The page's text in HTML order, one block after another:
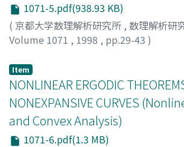
1071-5.pdf(938.93 KB)
( 京都大学数理解析研究所 , 数理解析研
Volume 1071 , 1998 , pp.29-43 )
Item
NONLINEAR ERGODIC
NONEXPANSIVE CURVES
and Convex Analysis)
1071-6.pdf(1.3 MB)